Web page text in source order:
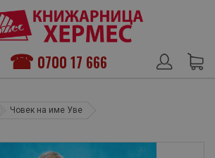
0700 17 666
Човек на име Уве